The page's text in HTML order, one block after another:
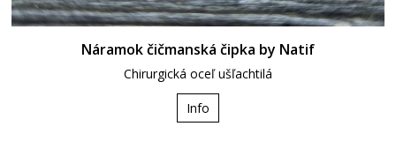
Náramok čičmanská čipka by Natif
Chirurgická oceľ ušľachtilá
Info